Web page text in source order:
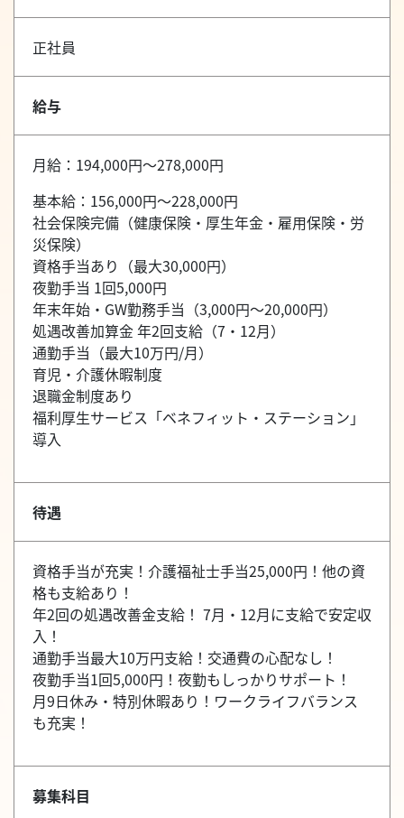
正社員
給与
月給：194,000円～278,000円
基本給：156,000円～228,000円
社会保険完備（健康保険・厚生年金・雇用保険・労
災保険）
資格手当あり（最大30,000円）
夜勤手当 1回5,000円
年末年始・GW勤務手当（3,000円～20,000円）
処遇改善加算金 年2回支給（7・12月）
通勤手当（最大10万円/月）
育児・介護休暇制度
退職金制度あり
福利厚生サービス「ベネフィット・ステーション」
導入
待遇
資格手当が充実！介護福祉士手当25,000円！他の資
格も支給あり！
年2回の処遇改善金支給！ 7月・12月に支給で安定収
入！
通勤手当最大10万円支給！交通費の心配なし！
夜勤手当1回5,000円！夜勤もしっかりサポート！
月9日休み・特別休暇あり！ワークライフバランス
も充実！
募集科目